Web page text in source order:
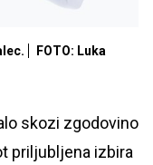
FOTO: Luka
skozi zgodovino
priljubljena izbira